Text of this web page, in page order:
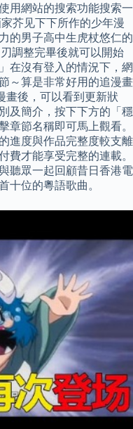
用網站的搜索功能搜索一
芥见下下所作的少年漫
的男子高中生虎杖悠仁的
調整完畢後就可以開始
在沒有登入的情況下，網
～算是非常好用的追漫畫
畫後，可以看到更新狀
及簡介，按下下方的「穩
章節名稱即可馬上觀看。
進度與作品完整度較支離
費才能享受完整的連載。
聽眾一起回顧昔日香港電
十位的粵語歌曲。